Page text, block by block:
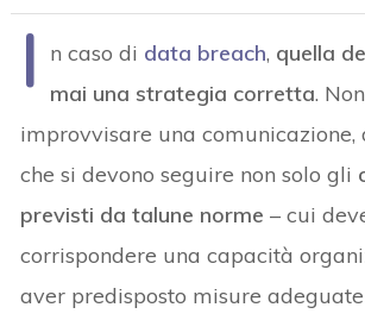
I n caso di data breach, quella
mai una strategia corretta.
improvvisare una comunicazione,
che si devono seguire non solo gli
previsti da talune norme – cui
corrispondere una capacità
aver predisposto misure